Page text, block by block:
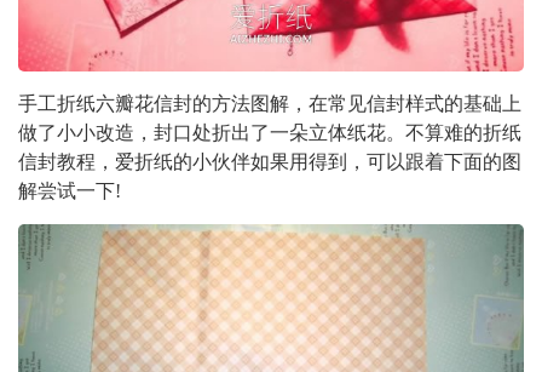
手工折纸六瓣花信封的方法图解，在常见信封样式的基础上
做了小小改造，封口处折出了一朵立体纸花。不算难的折纸
信封教程，爱折纸的小伙伴如果用得到，可以跟着下面的图
解尝试一下!